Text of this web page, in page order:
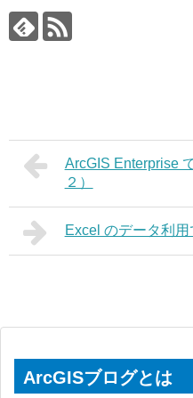
ArcGIS Enterprise
２）
Excel のデータ利用
ArcGISブログとは